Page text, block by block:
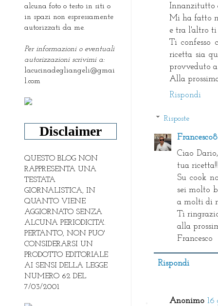
Innanzitutto
Mi ha fatto
e tra l'altro ti
Ti confesso
ricetta sia
provveduto
Alla
Rispondi
Risposte
Ciao
tua ricetta!!
Su cook
sei molto
a molti di
Ti
alla
Francesco
Rispondi
Anonimo 16
alcuna foto o testo in siti o
in spazi non espressamente
autorizzati da me.
Per informazioni o eventuali
autorizzazioni scrivimi a:
lacucinadegliangeli@gmai
l.com
Disclaimer
QUESTO BLOG NON
RAPPRESENTA UNA
TESTATA
GIORNALISTICA, IN
QUANTO VIENE
AGGIORNATO SENZA
ALCUNA PERIODICITA'.
PERTANTO, NON PUO'
CONSIDERARSI UN
PRODOTTO EDITORIALE
AI SENSI DELLA LEGGE
NUMERO 62 DEL
7/03/2001